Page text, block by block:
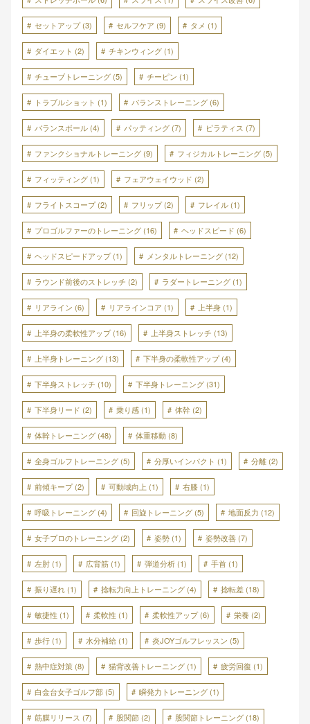
セットアップ(3) セルフケア (9) タメ (1)
ダイエット (2) チキンウィング (1)
チューブトレーニング (5) チーピン (1)
トラブルショット (1) バランストレーニング (6)
バランスボール (4) パッティング (7) ピラティス (7)
ファンクショナルトレーニング (9) フィジカルトレーニング (5)
フィッティング (1) フェアウェイウッド (2)
フライトスコープ(2) フリップ(2) フレイル (1)
プロゴルファーのトレーニング (16) ヘッドスピード (6)
ヘッドスピードアップ(1) メンタルトレーニング (12)
ラウンド前後のストレッチ (2) ラダートレーニング (1)
リアライン (6) リアラインコア (1) 上半身 (1)
上半身の柔軟性アップ(16) 上半身ストレッチ (13)
上半身トレーニング (13) 下半身の柔軟性アップ(4)
下半身ストレッチ (10) 下半身トレーニング (31)
下半身リード (2) 乗り感 (1) 体幹 (2)
体幹トレーニング (48) 体重移動 (8)
全身ゴルフトレーニング (5) 分厚いインパクト (1) 分離 (2)
前傾キープ(2) 可動域向上 (1) 右膝 (1)
呼吸トレーニング (4) 回旋トレーニング (5) 地面反力 (12)
女子プロのトレーニング (2) 姿勢 (1) 姿勢改善 (7)
左肘 (1) 広背筋 (1) 弾道分析 (1) 手首 (1)
振り遅れ (1) 捻転力向上トレーニング (4) 捻転差 (18)
敏捷性 (1) 柔軟性 (1) 柔軟性アップ(6) 栄養 (2)
歩行 (1) 水分補給 (1) 炎JOYゴルフレッスン (5)
熱中症対策 (8) 猫背改善トレーニング (1) 疲労回復 (1)
白金台女子ゴルフ部 (5) 瞬発力トレーニング (1)
筋膜リリース (7) 股関節 (2) 股関節トレーニング (18)